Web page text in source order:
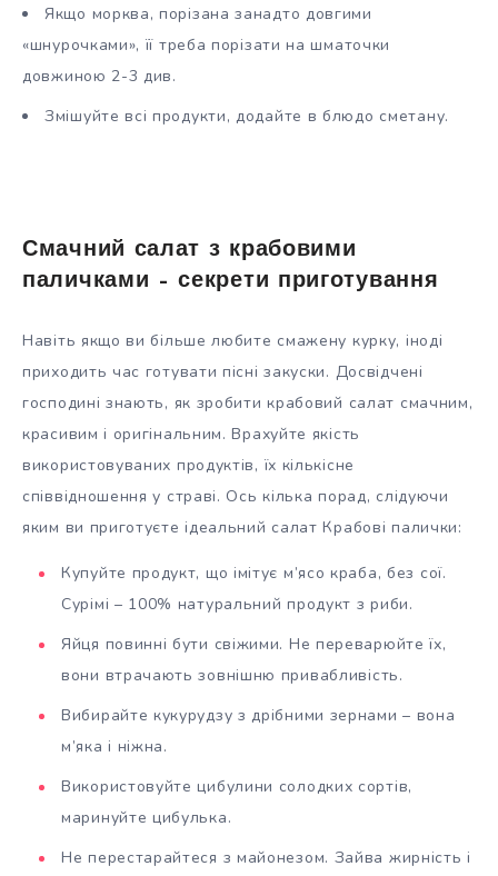
Якщо морква, порізана занадто довгими
«шнурочками», її треба порізати на шматочки
довжиною 2-3 див.
Змішуйте всі продукти, додайте в блюдо сметану.
Смачний салат з крабовими
паличками – секрети приготування
Навіть якщо ви більше любите смажену курку, іноді
приходить час готувати пісні закуски. Досвідчені
господині знають, як зробити крабовий салат смачним,
красивим і оригінальним. Врахуйте якість
використовуваних продуктів, їх кількісне
співвідношення у страві. Ось кілька порад, слідуючи
яким ви приготуєте ідеальний салат Крабові палички:
Купуйте продукт, що імітує м’ясо краба, без сої.
Сурімі – 100% натуральний продукт з риби.
Яйця повинні бути свіжими. Не переварюйте їх,
вони втрачають зовнішню привабливість.
Вибирайте кукурудзу з дрібними зернами – вона
м’яка і ніжна.
Використовуйте цибулини солодких сортів,
маринуйте цибулька.
Не перестарайтеся з майонезом. Зайва жирність і